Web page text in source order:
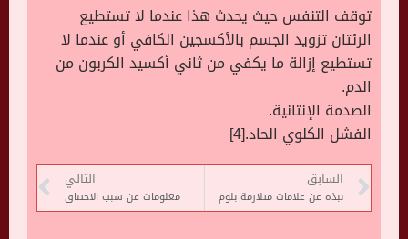
توقف التنفس حيث يحدث هذا عندما لا تستطيع
الرئتان تزويد الجسم بالأكسجين الكافي أو عندما لا
تستطيع إزالة ما يكفي من ثاني أكسيد الكربون من
الدم.
الصدمة الإنتانية.
الفشل الكلوي الحاد.[4]
السابق
نبذه عن علامات متلازمة بلوم
التالي
معلومات عن سبب الاختناق